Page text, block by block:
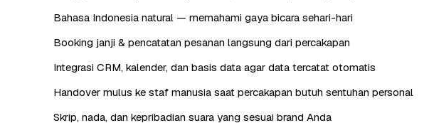
Bahasa Indonesia natural — memahami gaya bicara sehari-hari
Booking janji & pencatatan pesanan langsung dari percakapan
Integrasi CRM, kalender, dan basis data agar data tercatat otomatis
Handover mulus ke staf manusia saat percakapan butuh sentuhan personal
Skrip, nada, dan kepribadian suara yang sesuai brand Anda